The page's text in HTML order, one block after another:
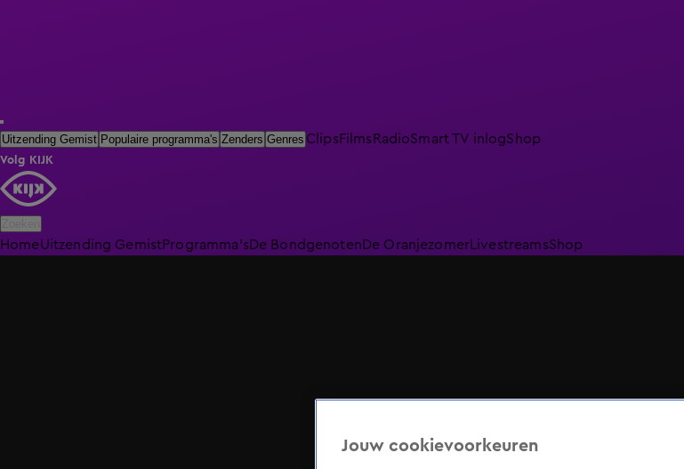
Uitzending Gemist Populaire programma's Zenders Genres ClipsFilmsRadioSmart TV inlogShop
Volg KIJK
HomeUitzending GemistProgramma'sDe BondgenotenDe Oranjezomer LivestreamsShop
Jouw cookievoorkeuren